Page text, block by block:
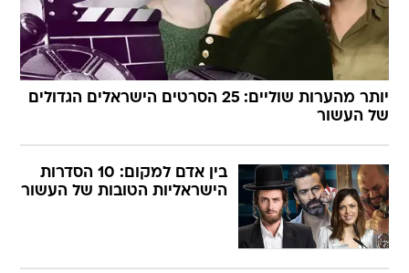
יותר מהערות שוליים: 25 הסרטים הישראלים הגדולים
של העשור
בין אדם למקום: 10 הסדרות
הישראליות הטובות של העשור